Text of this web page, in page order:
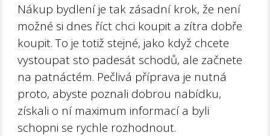
Nákup bydlení je tak zásadní krok, že není
možné si dnes říct chci koupit a zítra dobře
koupit. To je totiž stejné, jako když chcete
vystoupat sto padesát schodů, ale začnete
na patnáctém. Pečlivá příprava je nutná
proto, abyste poznali dobrou nabídku,
získali o ní maximum informací a byli
schopni se rychle rozhodnout.